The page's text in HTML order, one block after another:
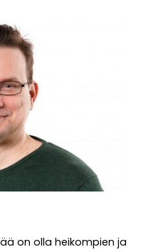
on olla heikompien ja